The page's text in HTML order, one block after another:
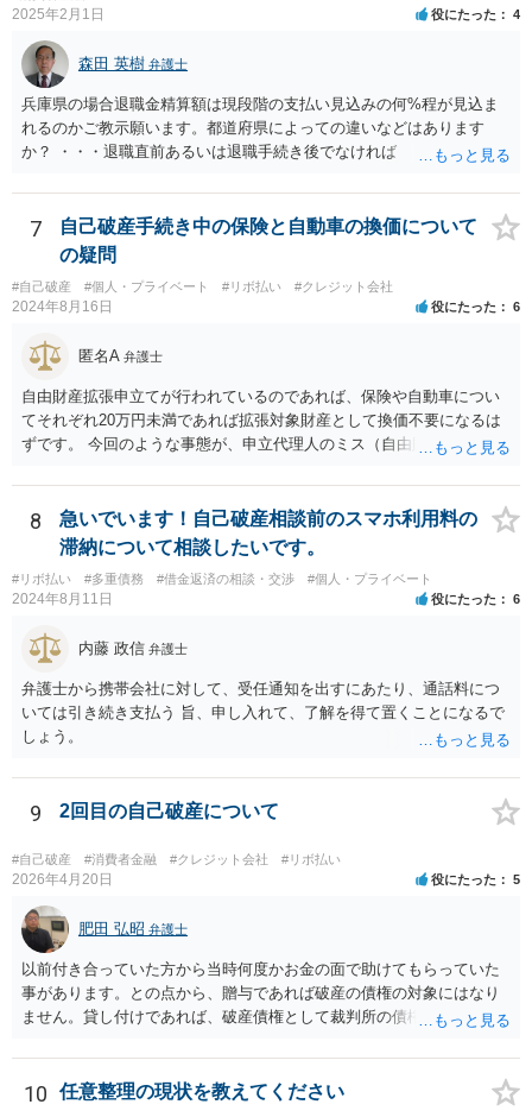
2025年2月1日 役にたった 4
森田 英樹 弁護士
兵庫県の場合退職金精算額は現段階の支払い見込みの何%程が見込ま
れるのかご教示願います。都道府県によっての違いなどはあります
か？ ・・・退職直前あるいは退職手続き後でなければ １２・５％が
準でしょう。 また着手して頂いてから最短どのくらいで認可されるの
でしょうか？ ・・・受任通知を送付して 債権者からの債権調査票が
回答されるまで ２か月程度 その間に準備が進めば 直ちに申し立
てが可能で しっかりした申立てを行えば ほぼ補正がなく ２～３
週間で開始決定がでて それから ２か月程度で認可となる流れで
す。
7
自己破産手続き中の保険と自動車の換価について
の疑問
#自己破産 #個人・プライベート #リボ払い #クレジット会社
2024年8月16日 役にたった 6
匿名A 弁護士
自由財産拡張申立てが行われているのであれば、保険や自動車につい
てそれぞれ20万円未満であれば拡張対象財産として換価不要になるは
ずです。 今回のような事態が、申立代理人のミス（自由財産拡張申立
知識がない）なのか、お書きの事情からはわかりませんので、依頼し
た弁護士を交えて裁判所の意見も聞いて対応した方がよいと思いま
8
急いでいます！自己破産相談前のスマホ利用料の
滞納について相談したいです。
#リボ払い #多重債務 #借金返済の相談・交渉 #個人・プライベート
2024年8月11日 役にたった 6
内藤 政信 弁護士
弁護士から携帯会社に対して、受任通知を出すにあたり、通話料につ
いては引き続き支払う 旨、申し入れて、了解を得て置くことになるで
しょう。
9 2回目の自己破産について
#自己破産 #消費者金融 #クレジット会社 #リボ払い
2026年4月20日 役にたった 5
肥田 弘昭 弁護士
以前付き合っていた方から当時何度かお金の面で助けてもらっていた
事があります。との点から、贈与であれば破産の債権の対象にはなり
ません。貸し付けであれば、破産債権として裁判所の債権者一覧表に
思います。生活保護を受給後法テラスを利用する流れになるかと思い
ます。ご参考にしてください。
10 任意整理の現状を教えてください